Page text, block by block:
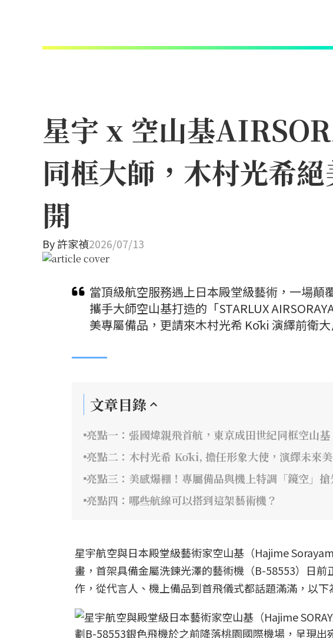
星宇 x 空山基
同框大師，木村光希
開
By許家禎2026/07/13
當頂級航空服務遇上日本殿堂級藝術，一場
攜手大師空山基打造的「STARLUX
美專屬備品，更請來木村光希 Kōki 演繹前衛
文章目錄
亮點一：張國煒親飛首航，東京成田世紀同框空山基
亮點二：木村光希 Kōki, 擔任形象大使，演繹未來
亮點三：美感爆棚！專屬備品與機上特調「鏡空」搶
亮點四：哪些航線可以搭到這架藝術機？
星宇航空與日本殿堂級藝術家空山基（Hajime
畫，首架具備金屬洗鍊光澤的藝術機（B-58553）日
作，從代言人、機上備品到首飛儀式都話題滿滿，以下